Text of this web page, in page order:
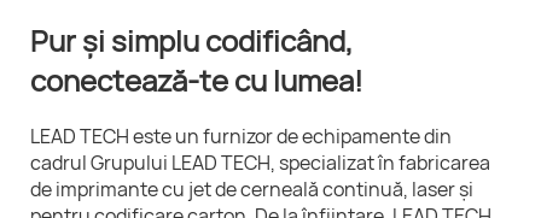
Pur și simplu codificând,
conectează-te cu lumea!
LEAD TECH este un furnizor de echipamente din
cadrul Grupului LEAD TECH, specializat în fabricarea
de imprimante cu jet de cerneală continuă, laser și